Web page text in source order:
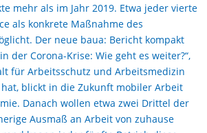
mehr als im Jahr 2019. Etwa jeder vierte
als konkrete Maßnahme des
Der neue baua: Bericht kompakt
der Corona-Krise: Wie geht es weiter?“,
für Arbeitsschutz und Arbeitsmedizin
blickt in die Zukunft mobiler Arbeit
Danach wollen etwa zwei Drittel der
Ausmaß an Arbeit von zuhause